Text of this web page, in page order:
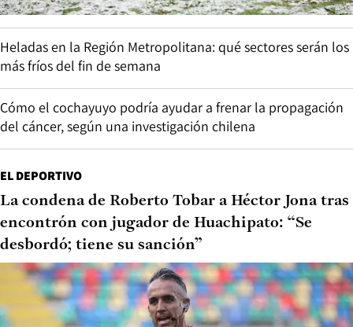
Heladas en la Región Metropolitana: qué sectores serán los
más fríos del fin de semana
Cómo el cochayuyo podría ayudar a frenar la propagación
del cáncer, según una investigación chilena
EL DEPORTIVO
La condena de Roberto Tobar a Héctor Jona tras
encontrón con jugador de Huachipato: “Se
desbordó; tiene su sanción”